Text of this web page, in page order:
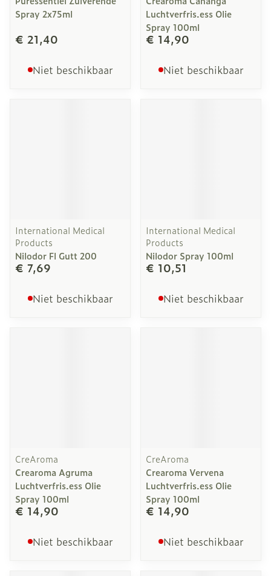
Spray 2x75ml
€ 21,40
Niet beschikbaar
Luchtverfris.ess Olie
Spray 100ml
€ 14,90
Niet beschikbaar
International Medical
Products
Nilodor Fl Gutt 200
€ 7,69
Niet beschikbaar
International Medical
Products
Nilodor Spray 100ml
€ 10,51
Niet beschikbaar
CreAroma
Crearoma Agruma
Luchtverfris.ess Olie
Spray 100ml
€ 14,90
Niet beschikbaar
CreAroma
Crearoma Vervena
Luchtverfris.ess Olie
Spray 100ml
€ 14,90
Niet beschikbaar